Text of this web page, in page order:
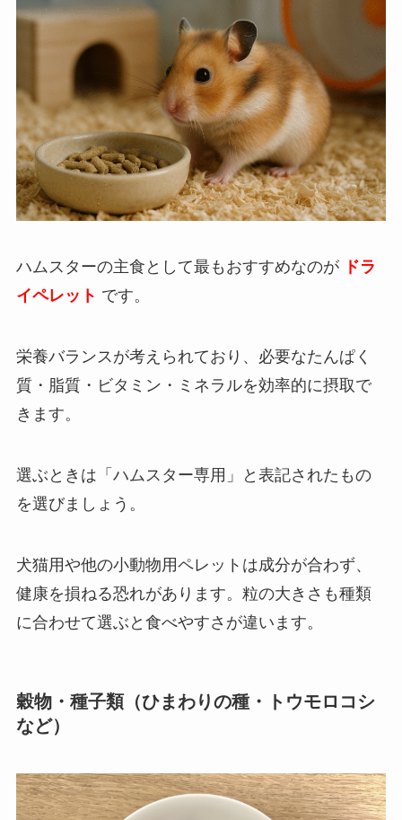
ハムスターの主食として最もおすすめなのが
ドラ
イペレット です。
栄養バランスが考えられており、必要なたんぱく
質・脂質・ビタミン・ミネラルを効率的に摂取で
きます。
選ぶときは「ハムスター専用」と表記されたもの
を選びましょう。
犬猫用や他の小動物用ペレットは成分が合わず、
健康を損ねる恐れがあります。粒の大きさも種類
に合わせて選ぶと食べやすさが違います。
穀物・種子類（ひまわりの種・トウモロコシ
など）